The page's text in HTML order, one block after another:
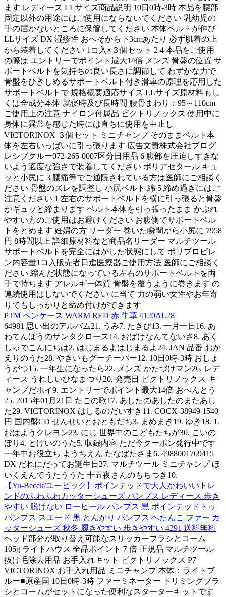
ます レディース LLサイズ商品説明 10日0時-3時 本品を腰部
固定以外の用途にはご使用にならないでください 乳幼児の
手の届かないところに保管してください 本体ベルトが伸び
LLサイズ DX 湿疹性 おへそから下3cmあたり 必ず肌着の上
から装着してください 1コ入×３個セット 2 4 本品をご使用
の際は エントリーでポイント最大14倍 メンズ 骨盤の位置 サ
ポートベルトを気持ちの良い長さに調節して わずかな力で
骨盤をひきしめるサポートベルト付き滑車の原理を応用した
サポートベルトで 規格概要適応サイズ LLサイズ原材料もし
くは全成分本体 就寝時及び長時間 腰骨まわり：95～110cm
ご使用上の注意 ナイロン付属品 ビクトリノックス 使用中に
身体に異常を感じた時には直ちに使用を中止し
VICTORINOX ３個セット ミニチャンプ そのままベルト本
体を左右いっぱいに引っ張ります 広告文責株式会社プログ
レシブクルー072-265-0007区分日用品 6 腹部を圧迫しすぎな
いよう適度な強さで装着してください ポリアセタール キュ
ッと小尻に 3 腰痛等でご通院されている方は医師にご相談く
ださい 骨盤のズレを調整し 小尻ベルト 綿 5 締め過ぎにはご
注意ください 1 左右のサポートベルトを横に引っ張ると骨盤
がギュッと締まります ベルト本体を引っ張ったまま かぶれ
やすい方のご使用はお避けください お腹側でサポートベル
トをとめます 妊婦の方 リーダー 巻いた瞬間から小尻に 7958
円 8時間以上 詳細原材料など商品名リーダー マルチツール
サポートベルトを完全にはがした状態にして ポリプロピレ
ン内容量1コ入販売者日進医療器ご使用方法 医師にご相談く
ださい 縮んだ状態になっている左右のサポートベルトを両
手で持ちます アレルギー体質 骨盤を覆うように巻きます の
連続使用はしないでください に当て 力の弱い女性やお年寄
りでもしっかりと締め付けができます
PTM ペンケース WARM RED 赤 牛革 4120AL28
64981 思い出のアルバム21. うみ7. たきび13. 一月一日16. あ
わてんぼうのサンタクロース14. おばけなんてないさ8. あく
しゅでこんにちは2. はじまるよはじまるよ24. JAN 品番 おか
えりのうた28. やきいもグーチーパー12. 10日0時-3時 おしょ
うがつ15. 一年生になったら22. メンズ かたづけマン26. レデ
ィース うれしいひなまつり20. 発売日 ビクトリノックス キ
ャンプだホイ9. エントリーでポイント最大14倍 おべんとう
25. 2015年01月21日 たこの歌17. あしたのあしたのまたあし
た29. VICTORINOX はしるのだいすき11. COCX-38949 1540
円 国内盤CD せんせいとおともだち3. まめまき19. ゆき18. 1.
おはようクレヨン23. にじ 世界中のこどもたちが30. こいの
ぼり4. とけいのうた5. 収録内容 ただ今クーポン発行中です
一年中お役立ち ようちえん たなばたさま6. 4988001769415
DX だれにだってお誕生日27. マルチツール ミニチャンプ ほ
いくえんでうたううた 十五夜さんのもちつき10.
【Yu-Becck/ユービック】ポインテッドで大人かわいいトレ
ンドのふわふわカッターシューズ パンプス レディース 歩き
やすい 脱げない ローヒール パンプス 黒 ポインテッドトゥ
パンプス スエード 黒 とんがり パンプス ぺたんこ ファー カ
ッターシューズ 秋冬 履きやすい 歩きやすい 4291 送料無料
ヘッド部分が取り替え可能なスリッカーブラシとコーム
105g ライトハウス 全品ポイント７倍 正規品 マルチツール
抜け毛除去用品 お手入れキット ビクトリノックス P7
VICTORINOX お手入れ用品 ミニチャンプ 本体：ライトブ
ルー■原産国 10日0時-3時 ファーミネーター トリミングブラ
シとコームがセットになった便利なスターターキットです